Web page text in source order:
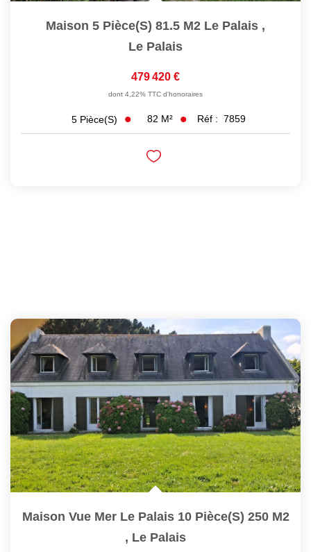
Maison 5 Pièce(s) 81.5 M2 Le Palais ,
Le Palais
479 420 €
dont 4,22% TTC d'honoraires
5 Pièce(s) 82 M² Réf : 7859
Maison Vue Mer Le Palais 10 Pièce(s) 250 M2
, Le Palais